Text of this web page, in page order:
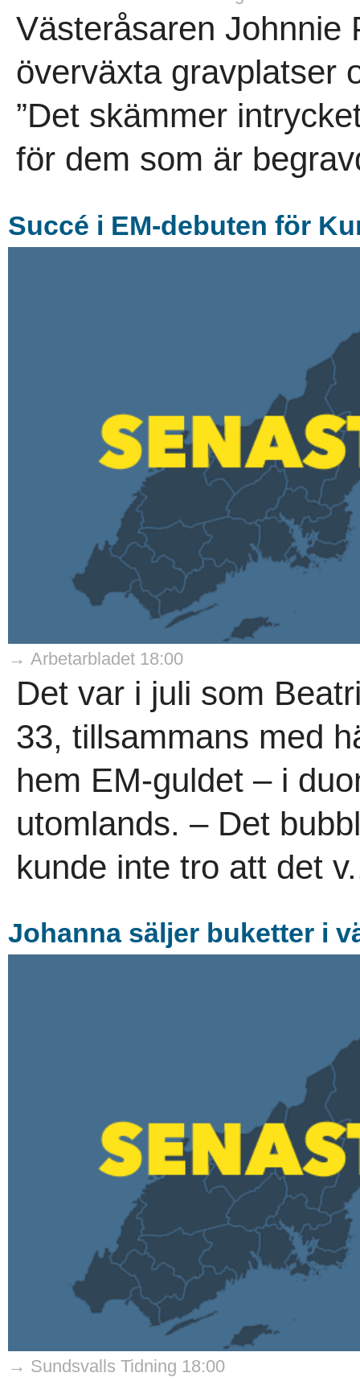
Västeråsaren Johnnie
överväxta gravplatser
”Det skämmer
för dem som är
Succé i EM-debuten för
→ Arbetarbladet 18:00
Det var i juli som
33, tillsammans med
hem EM-guldet – i
utomlands. – Det
kunde inte tro att det
Johanna säljer buketter i
→ Sundsvalls Tidning 18:00